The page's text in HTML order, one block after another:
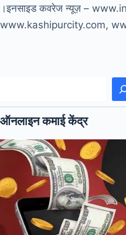
।इनसाइड कवरेज न्यूज़ –
www.kashipurcity.com,
ऑनलाइन कमाई केंद्र